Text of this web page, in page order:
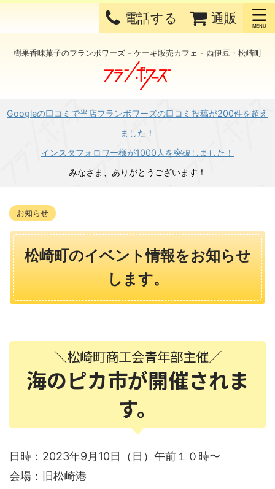
電話する 通販
樹果香味菓子のフランボワーズ - ケーキ販売カフェ - 西伊豆・松崎町
Googleの口コミで当店フランボワーズの口コミ投稿が200件を超え
ました！
インスタフォロワー様が1000人を突破しました！
みなさま、ありがとうございます！
お知らせ
松崎町のイベント情報をお知らせ
します。
＼松崎町商工会青年部主催／
海のピカ市が開催されま
す。
日時：2023年9月10日（日）午前１０時〜
会場：旧松崎港